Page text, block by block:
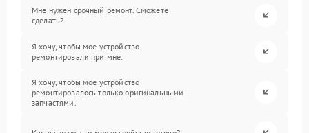
Мне нужен срочный ремонт. Сможете
сделать?
Я хочу, чтобы мое устройство
ремонтировали при мне.
Я хочу, чтобы мое устройство
ремонтировалось только оригинальными
запчастями.